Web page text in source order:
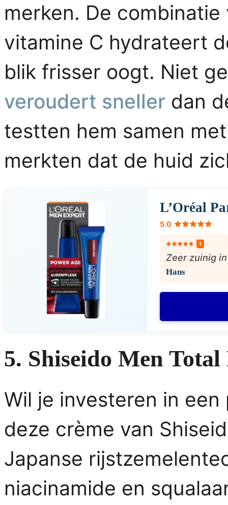
merken. De
vitamine C hydrateert
blik frisser oogt. Niet
veroudert sneller dan
testten hem samen
merkten dat de huid
L’Oréal
5.0
1
Zeer zuinig
Hans
5. Shiseido Men
Wil je investeren in
deze crème van
Japanse
niacinamide en